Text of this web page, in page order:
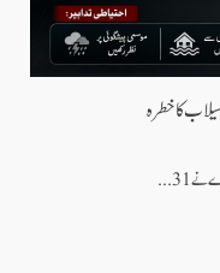
کا خطرہ
31...